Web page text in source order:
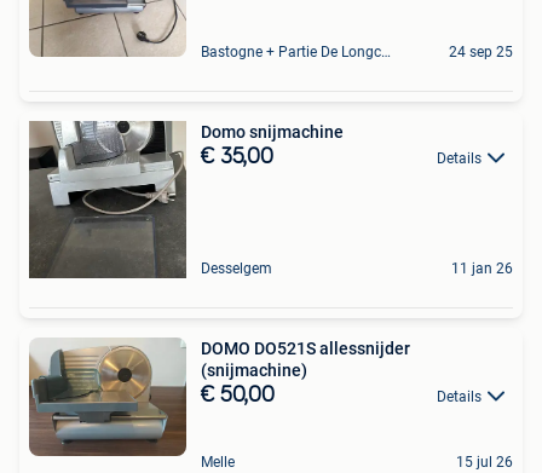
Bastogne + Partie De Longchamps Et Sibret 24 sep 25
Domo snijmachine
€ 35,00 Details
Desselgem 11 jan 26
DOMO DO521S allessnijder
(snijmachine)
€ 50,00 Details
Melle 15 jul 26